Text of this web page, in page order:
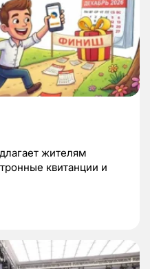
жителям
квитанции и